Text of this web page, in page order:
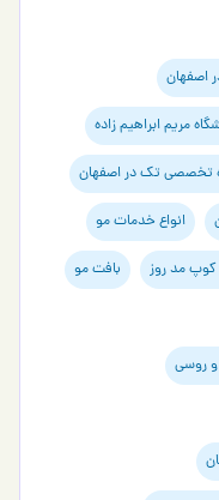
اصفهان
مریم ابراهیم زاده
تخصصی تک در اصفهان
انواع خدمات مو
مد روز بافت مو
و روسی